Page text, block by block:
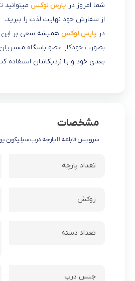
شما امروز در پارس لوکس
از سفارش خود نهایت لذت را ببرید.
در پارس لوکس همیشه سعی بر این
بصورت خودکار عضو باشگاه
بعدی خود و یا نزدیکانتان
مشخصات
سرویس قابلمه 8 پارچه درب سیلیکون یونیک مدل دیاموند
تعداد پارچه
روکش
تعداد دسته
جنس درب